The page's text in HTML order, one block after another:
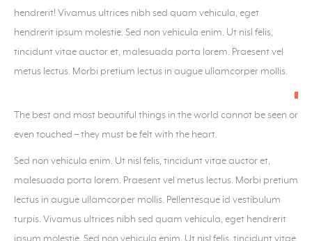
hendrerit! Vivamus ultrices nibh sed quam vehicula, eget
hendrerit ipsum molestie. Sed non vehicula enim. Ut nisl felis,
tincidunt vitae auctor et, malesuada porta lorem. Praesent vel
metus lectus. Morbi pretium lectus in augue ullamcorper mollis.
The best and most beautiful things in the world cannot be seen or
even touched – they must be felt with the heart.
Sed non vehicula enim. Ut nisl felis, tincidunt vitae auctor et,
malesuada porta lorem. Praesent vel metus lectus. Morbi pretium
lectus in augue ullamcorper mollis. Pellentesque id vestibulum
turpis. Vivamus ultrices nibh sed quam vehicula, eget hendrerit